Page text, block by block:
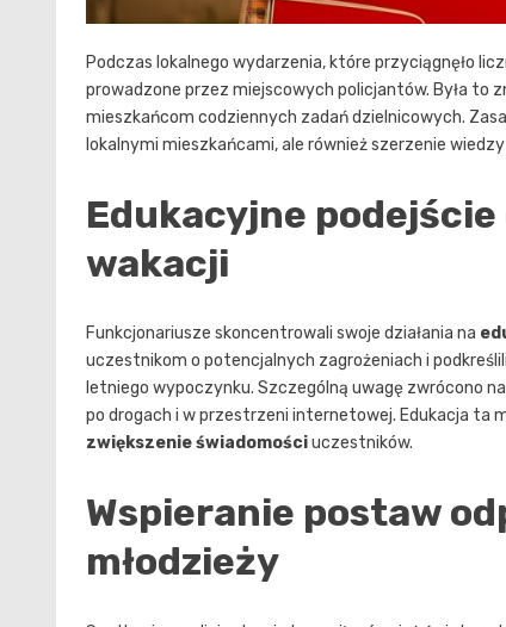
Podczas lokalnego wydarzenia, które przyciągnęło
prowadzone przez miejscowych policjantów. Była to
mieszkańcom codziennych zadań dzielnicowych.
lokalnymi mieszkańcami, ale również szerzenie
Edukacyjne
wakacji
Funkcjonariusze skoncentrowali swoje działania na
uczestnikom o potencjalnych zagrożeniach i
letniego wypoczynku. Szczególną uwagę zwrócono
po drogach i w przestrzeni internetowej. Edukacja ta
zwiększenie świadomościuczestników.
Wspieranie postaw
młodzieży